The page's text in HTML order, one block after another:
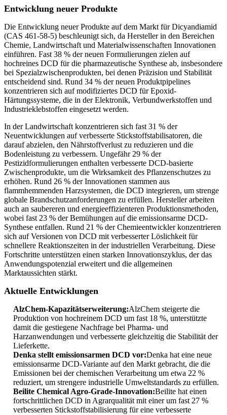
Entwicklung neuer Produkte
Die Entwicklung neuer Produkte auf dem Markt für Dicyandiamid
(CAS 461-58-5) beschleunigt sich, da Hersteller in den Bereichen
Chemie, Landwirtschaft und Materialwissenschaften Innovationen
einführen. Fast 38 % der neuen Formulierungen zielen auf
hochreines DCD für die pharmazeutische Synthese ab, insbesondere
bei Spezialzwischenprodukten, bei denen Präzision und Stabilität
entscheidend sind. Rund 34 % der neuen Produktpipelines
konzentrieren sich auf modifiziertes DCD für Epoxid-
Härtungssysteme, die in der Elektronik, Verbundwerkstoffen und
Industrieklebstoffen eingesetzt werden.
In der Landwirtschaft konzentrieren sich fast 31 % der
Neuentwicklungen auf verbesserte Stickstoffstabilisatoren, die
darauf abzielen, den Nährstoffverlust zu reduzieren und die
Bodenleistung zu verbessern. Ungefähr 29 % der
Pestizidformulierungen enthalten verbesserte DCD-basierte
Zwischenprodukte, um die Wirksamkeit des Pflanzenschutzes zu
erhöhen. Rund 26 % der Innovationen stammen aus
flammhemmenden Harzsystemen, die DCD integrieren, um strenge
globale Brandschutzanforderungen zu erfüllen. Hersteller arbeiten
auch an saubereren und energieeffizienteren Produktionsmethoden,
wobei fast 23 % der Bemühungen auf die emissionsarme DCD-
Synthese entfallen. Rund 21 % der Chemieentwickler konzentrieren
sich auf Versionen von DCD mit verbesserter Löslichkeit für
schnellere Reaktionszeiten in der industriellen Verarbeitung. Diese
Fortschritte unterstützen einen starken Innovationszyklus, der das
Anwendungspotenzial erweitert und die allgemeinen
Marktaussichten stärkt.
Aktuelle Entwicklungen
AlzChem-Kapazitätserweiterung:AlzChem steigerte die
Produktion von hochreinem DCD um fast 18 %, unterstützte
damit die gestiegene Nachfrage bei Pharma- und
Harzanwendungen und verbesserte gleichzeitig die Stabilität der
Lieferkette.
Denka stellt emissionsarmen DCD vor:Denka hat eine neue
emissionsarme DCD-Variante auf den Markt gebracht, die die
Emissionen bei der chemischen Verarbeitung um etwa 22 %
reduziert, um strengere industrielle Umweltstandards zu erfüllen.
Beilite Chemical Agro-Grade-Innovation:Beilite hat einen
fortschrittlichen DCD in Agrarqualität mit einer um fast 27 %
verbesserten Stickstoffstabilisierung für eine verbesserte